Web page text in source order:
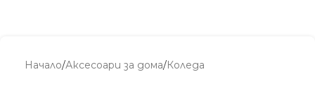
Начало/Аксесоари за дома/Коледа